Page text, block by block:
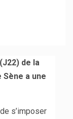
de la
Sène a une
s’imposer